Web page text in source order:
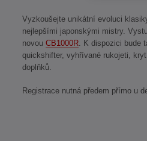
Vyzkoušejte unikátní evoluci
nejlepšími japonskými mistry.
novou CB1000R . K dispozici bude
quickshifter, vyhřívané rukojeti,
doplňků.
Registrace nutná předem přímo u